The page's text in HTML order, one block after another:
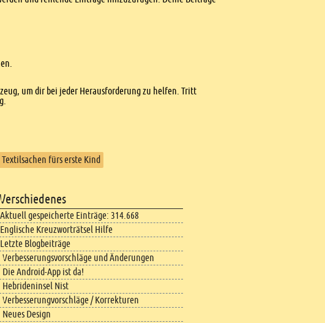
um dir bei jeder Herausforderung zu helfen. Tritt
Textilsachen fürs erste Kind
Verschiedenes
Aktuell gespeicherte Einträge: 314.668
Englische Kreuzworträtsel Hilfe
Letzte Blogbeiträge
Verbesserungsvorschläge und Änderungen
Die Android-App ist da!
Hebrideninsel Nist
Verbesserungvorschläge / Korrekturen
Neues Design